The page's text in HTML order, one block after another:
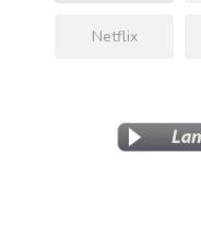
Netflix